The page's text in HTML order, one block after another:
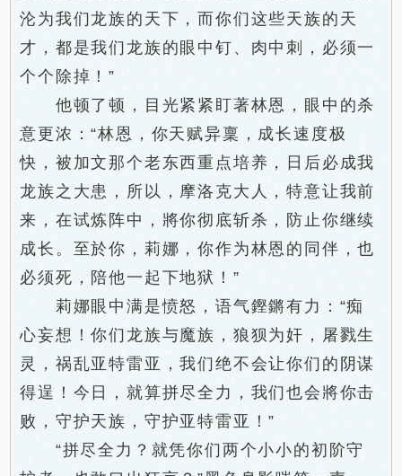
沦为我们龙族的天下，而你们这些天族的天
才，都是我们龙族的眼中钉、肉中刺，必须一
个个除掉！”
他顿了顿，目光紧紧盯著林恩，眼中的杀
意更浓：“林恩，你天赋异稟，成长速度极
快，被加文那个老东西重点培养，日后必成我
龙族之大患，所以，摩洛克大人，特意让我前
来，在试炼阵中，將你彻底斩杀，防止你继续
成长。至於你，莉娜，你作为林恩的同伴，也
必须死，陪他一起下地狱！”
莉娜眼中满是愤怒，语气鏗鏘有力：“痴
心妄想！你们龙族与魔族，狼狈为奸，屠戮生
灵，祸乱亚特雷亚，我们绝不会让你们的阴谋
得逞！今日，就算拼尽全力，我们也会將你击
败，守护天族，守护亚特雷亚！”
“拼尽全力？就凭你们两个小小的初阶守